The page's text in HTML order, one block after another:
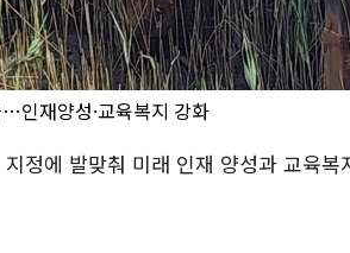
인재양성·교육복지 강화
정에 발맞춰 미래 인재 양성과 교육